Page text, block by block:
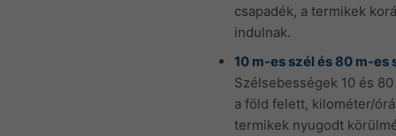
csapadék, a termikek
indulnak.
10 m-es szél és 80 m-es
Szélsebességek 10 és
a föld felett, kilométer/
termikek nyugodt